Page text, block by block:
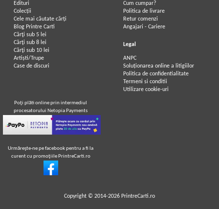
Edituri
Colecții
Cele mai căutate cărți
Blog Printre Carti
Cărţi sub 5 lei
Cărţi sub 8 lei
Cărţi sub 10 lei
Artiști/Trupe
Case de discuri
Cum cumpar?
Politica de livrare
Retur comenzi
Angajari - Cariere
Legal
ANPC
Soluționarea online a litigiilor
Politica de confidentialitate
Termeni si conditii
Utilizare cookie-uri
Poţi plăti online prin intermediul
procesatorului Netopia Payments
Urmăreşte-ne pe facebook pentru a fi la
curent cu promoţiile PrintreCarti.ro
Copyright © 2014-2026 PrintreCarti.ro